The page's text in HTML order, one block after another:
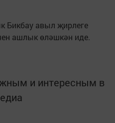
Бикбау авыл җирлеге
ашлык өләшкән иде.
и интересным в